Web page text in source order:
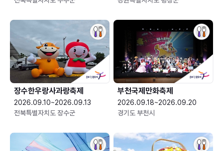
장수한우랑사과랑축제
2026.09.10~2026.09.13
전북특별자치도 장수군
부천국제만화축제
2026.09.18~2026.09.20
경기도 부천시